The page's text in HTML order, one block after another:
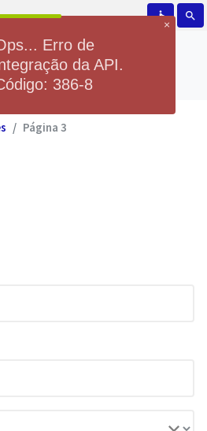
accessible search
Página 3
×
Erro de
da API.
386-8